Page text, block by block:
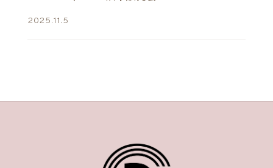
2025.11.5